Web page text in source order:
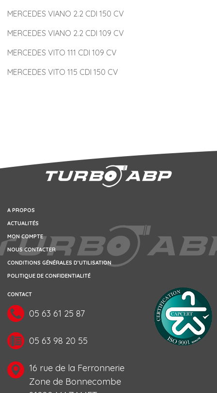
MERCEDES VIANO 2.2 CDI 150 CV
MERCEDES VIANO 2.2 CDI 109 CV
MERCEDES VITO 111 CDI 109 CV
MERCEDES VITO 115 CDI 150 CV
A PROPOS
ACTUALITÉS
MON COMPTE
NOUS CONTACTER
CONDITIONS GÉNÉRALES D’UTILISATION
POLITIQUE DE CONFIDENTIALITÉ
CONTACT
05 63 61 25 87
05 63 98 20 55
16 rue de la Ferronnerie
Zone de Bonnecombe